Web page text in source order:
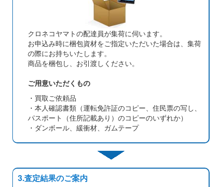
クロネコヤマトの配達員が集荷に伺います。
お申込み時に梱包資材をご指定いただいた場合は、集荷
の際にお持ちいたします。
商品を梱包し、お引渡しください。
ご用意いただくもの
・買取ご依頼品
・本人確認書類（運転免許証のコピー、住民票の写し、
パスポート（住所記載あり）のコピーのいずれか）
・ダンボール、緩衝材、ガムテープ
3.査定結果のご案内